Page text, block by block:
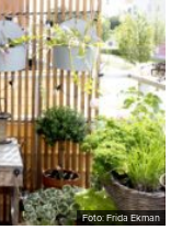
Foto: Frida Ekman